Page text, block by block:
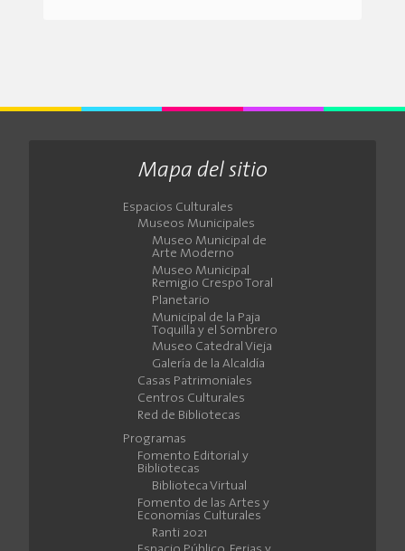
Mapa del sitio
Espacios Culturales
Museos Municipales
Museo Municipal de
Arte Moderno
Museo Municipal
Remigio Crespo Toral
Planetario
Municipal de la Paja
Toquilla y el Sombrero
Museo Catedral Vieja
Galería de la Alcaldía
Casas Patrimoniales
Centros Culturales
Red de Bibliotecas
Programas
Fomento Editorial y
Bibliotecas
Biblioteca Virtual
Fomento de las Artes y
Economías Culturales
Ranti 2021